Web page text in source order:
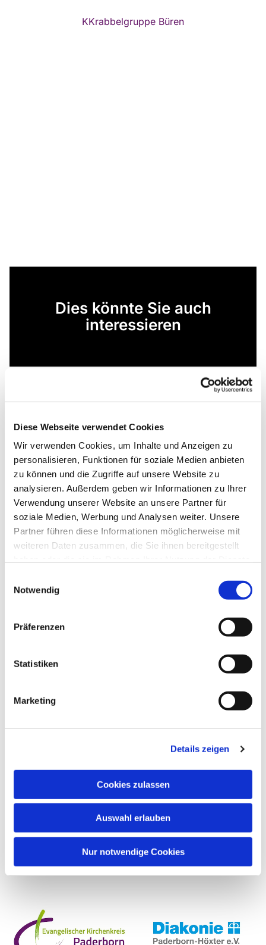
Diese Webseite verwendet Cookies
Wir verwenden Cookies, um Inhalte und Anzeigen zu
personalisieren, Funktionen für soziale Medien anbieten
zu können und die Zugriffe auf unsere Website zu
analysieren. Außerdem geben wir Informationen zu Ihrer
Verwendung unserer Website an unsere Partner für
soziale Medien, Werbung und Analysen weiter. Unsere
Partner führen diese Informationen möglicherweise mit
weiteren Daten zusammen, die Sie ihnen bereitgestellt
Notwendig
Präferenzen
Statistiken
Marketing
Details zeigen
Cookies zulassen
Auswahl erlauben
Nur notwendige Cookies
KKrabbelgruppe Büren
Dies könnte Sie auch
interessieren